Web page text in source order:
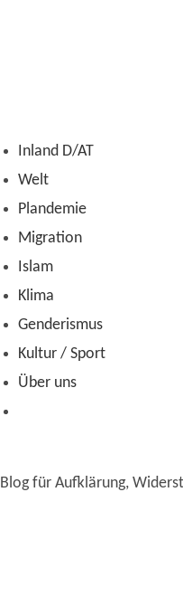
Inland D/AT
Welt
Plandemie
Migration
Islam
Klima
Genderismus
Kultur / Sport
Über uns
Blog für Aufklärung,